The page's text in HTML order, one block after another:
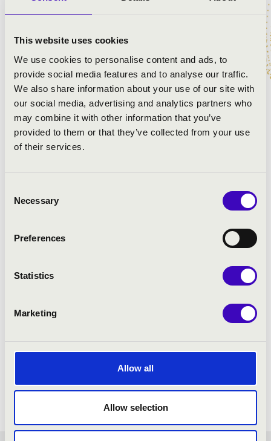
This website uses cookies
We use cookies to personalise content and ads, to
provide social media features and to analyse our traffic.
We also share information about your use of our site with
our social media, advertising and analytics partners who
may combine it with other information that you’ve
provided to them or that they’ve collected from your use
of their services.
Selection
Necessary
Preferences
Statistics
Marketing
Allow all
Allow selection